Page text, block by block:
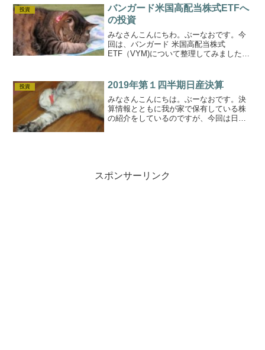
す。そんなにたくさんの銘柄を所有して
いるわけではないので...
投資
バンガード米国高配当株式ETFへ
の投資
みなさんこんにちわ。ぶーなおです。今
回は、バンガード 米国高配当株式
ETF（VYM)について整理してみましたよ
生活資金の一部にあてる」が最終的な目
標となります。株式...
投資 2019年第１四半期日産決算
みなさんこんにちは。ぶーなおです。決
算情報とともに我が家で保有している株
の紹介をしているのですが、今回は日産
スポンサーリンク